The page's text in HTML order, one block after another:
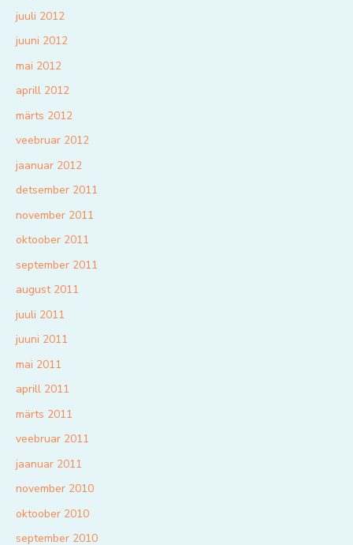
juuli 2012
juuni 2012
mai 2012
aprill 2012
märts 2012
veebruar 2012
jaanuar 2012
detsember 2011
november 2011
oktoober 2011
september 2011
august 2011
juuli 2011
juuni 2011
mai 2011
aprill 2011
märts 2011
veebruar 2011
jaanuar 2011
november 2010
oktoober 2010
september 2010